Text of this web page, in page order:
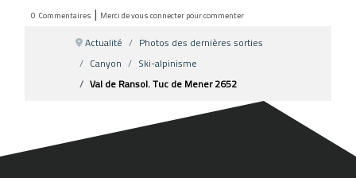
0 Commentaires | Merci de vous connecter pour commenter
Actualité
Photos des dernières sorties
Canyon
Ski-alpinisme
Val de Ransol. Tuc de Mener 2652